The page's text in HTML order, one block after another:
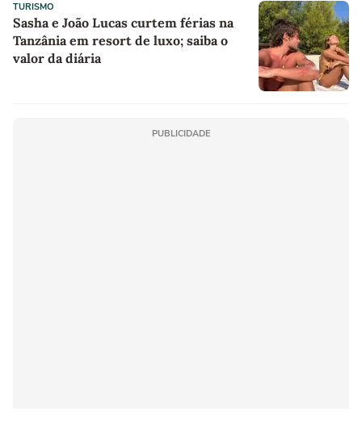
TURISMO
Sasha e João Lucas curtem férias na
Tanzânia em resort de luxo; saiba o
valor da diária
PUBLICIDADE